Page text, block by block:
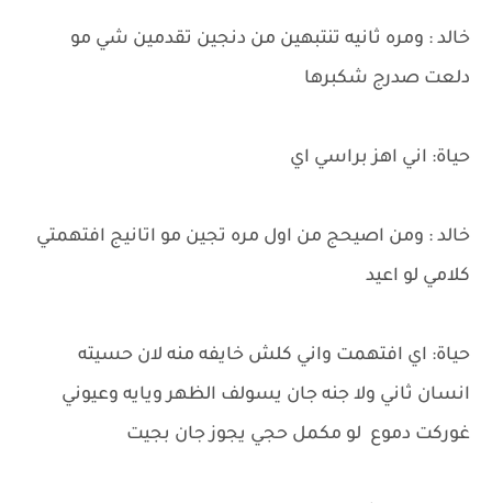
خالد : ومره ثانيه تنتبهين من دنجين تقدمين شي مو
دلعت صدرج شكبرها
حياة: اني اهز براسي اي
خالد : ومن اصيحج من اول مره تجين مو اتانيج افتهمتي
كلامي لو اعيد
حياة: اي افتهمت واني كلش خايفه منه لان حسيته
انسان ثاني ولا جنه جان يسولف الظهر ويايه وعيوني
غوركت دموع لو مكمل حجي يجوز جان بجيت